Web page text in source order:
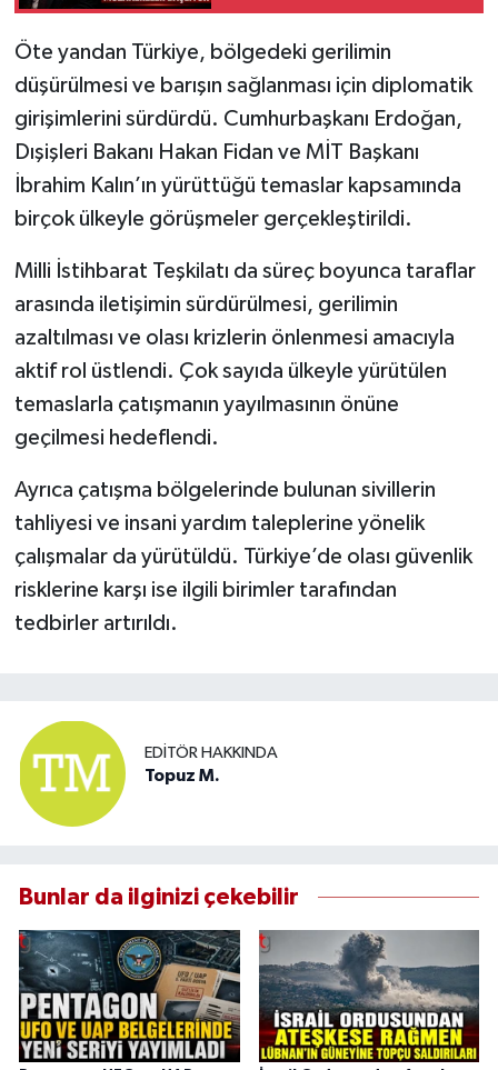
Öte yandan Türkiye, bölgedeki gerilimin
düşürülmesi ve barışın sağlanması için diplomatik
girişimlerini sürdürdü. Cumhurbaşkanı Erdoğan,
Dışişleri Bakanı Hakan Fidan ve MİT Başkanı
İbrahim Kalın’ın yürüttüğü temaslar kapsamında
birçok ülkeyle görüşmeler gerçekleştirildi.
Milli İstihbarat Teşkilatı da süreç boyunca taraflar
arasında iletişimin sürdürülmesi, gerilimin
azaltılması ve olası krizlerin önlenmesi amacıyla
aktif rol üstlendi. Çok sayıda ülkeyle yürütülen
temaslarla çatışmanın yayılmasının önüne
geçilmesi hedeflendi.
Ayrıca çatışma bölgelerinde bulunan sivillerin
tahliyesi ve insani yardım taleplerine yönelik
çalışmalar da yürütüldü. Türkiye’de olası güvenlik
risklerine karşı ise ilgili birimler tarafından
tedbirler artırıldı.
EDITÖR HAKKINDA
Topuz M.
Bunlar da ilginizi çekebilir